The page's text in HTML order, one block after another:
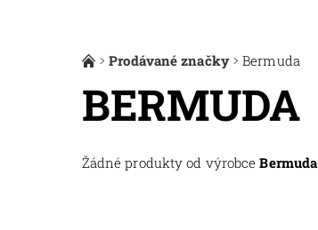
Prodávané značky Bermuda
BERMUDA
Žádné produkty od výrobceBermuda